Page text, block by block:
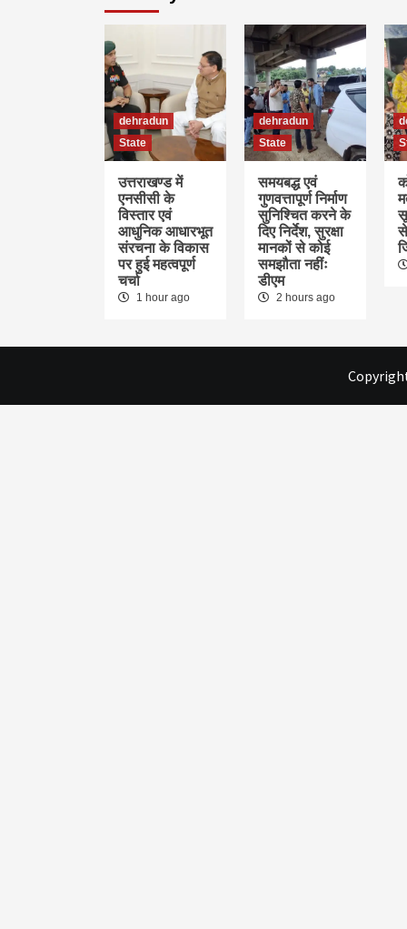
dehradun
State
उत्तराखण्ड में
एनसीसी के
विस्तार एवं
आधुनिक आधारभूत
संरचना के विकास
पर हुई महत्वपूर्ण
चर्चा
1 hour ago
dehradun
State
समयबद्ध एवं
गुणवत्तापूर्ण निर्माण
सुनिश्चित करने के
दिए निर्देश, सुरक्षा
मानकों से कोई
समझौता नहींः
डीएम
2 hours ago